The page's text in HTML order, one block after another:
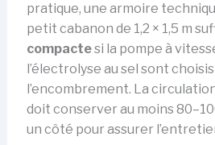
pratique, une armoire
petit cabanon de 1,2 × 1,5 m
compactesi la pompe à
l’électrolyse au sel sont
l’encombrement. La
doit conserver au moins
un côté pour assurer